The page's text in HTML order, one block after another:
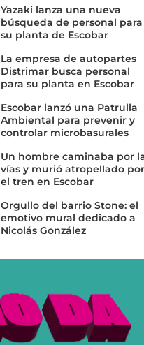
Yazaki lanza una nueva
búsqueda de personal para
su planta de Escobar
La empresa de autopartes
Distrimar busca personal
para su planta en Escobar
Escobar lanzó una Patrulla
Ambiental para prevenir y
controlar microbasurales
Un hombre caminaba por
vías y murió atropellado por
el tren en Escobar
Orgullo del barrio Stone: el
emotivo mural dedicado a
Nicolás González